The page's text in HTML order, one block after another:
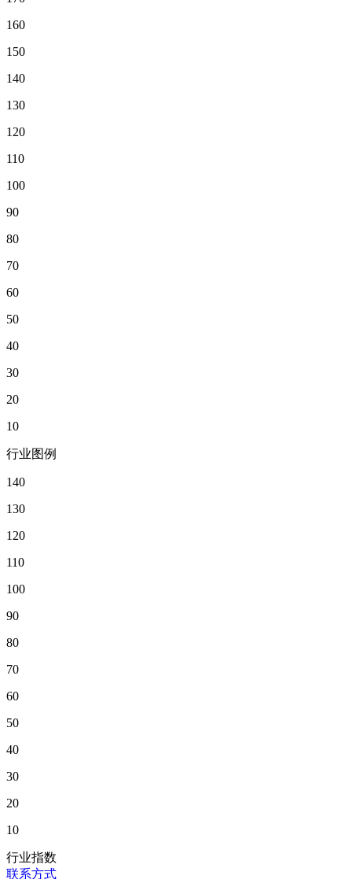
160
150
140
130
120
110
100
90
80
70
60
50
40
30
20
10
行业图例
140
130
120
110
100
90
80
70
60
50
40
30
20
10
行业指数
联系方式